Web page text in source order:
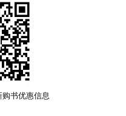
书优惠信息